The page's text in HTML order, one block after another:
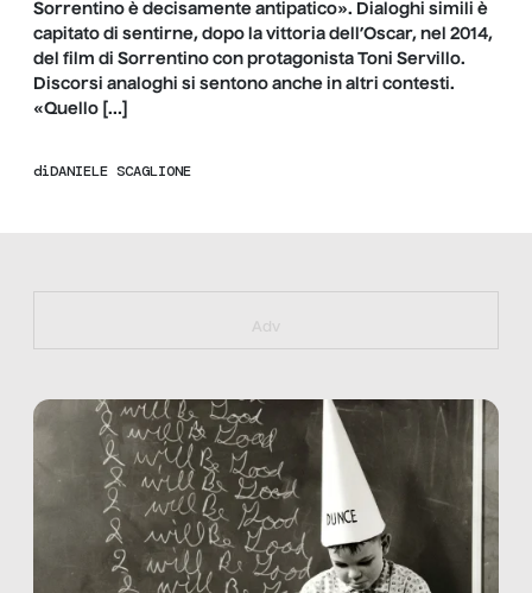
Sorrentino è decisamente antipatico». Dialoghi simili è
capitato di sentirne, dopo la vittoria dell’Oscar, nel 2014,
del film di Sorrentino con protagonista Toni Servillo.
Discorsi analoghi si sentono anche in altri contesti.
«Quello […]
diDANIELE SCAGLIONE
https://bit.ly/muster_aggiornamento
Adv